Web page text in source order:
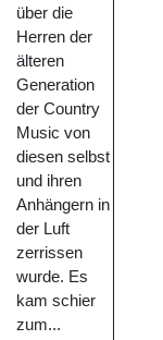
über die
Herren der
älteren
Generation
der Country
Music von
diesen selbst
und ihren
Anhängern in
der Luft
zerrissen
wurde. Es
kam schier
zum...